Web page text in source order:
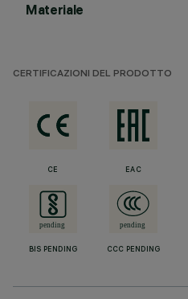
Materiale
CERTIFICAZIONI DEL PRODOTTO
CE EAC
BIS PENDING CCC PENDING